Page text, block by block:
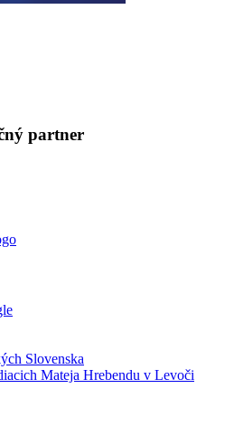
partner
Slovenska
Mateja Hrebendu v Levoči